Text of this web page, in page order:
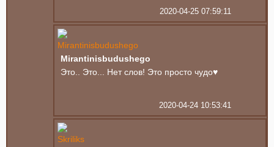
2020-04-25 07:59:11
Mirantinisbudushego
Это.. Это... Нет слов! Это просто чудо♥️
2020-04-24 10:53:41